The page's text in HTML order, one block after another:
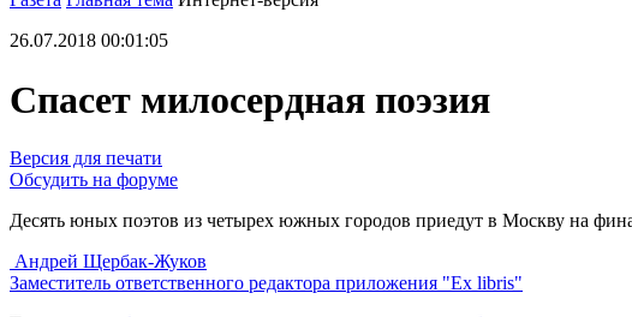
26.07.2018 00:01:05
Спасет милосердная поэзия
Версия для печати
Обсудить на форуме
Десять юных поэтов из четырех южных городов приедут в Москву на
Андрей Щербак-Жуков
Заместитель ответственного редактора приложения "Ex libris"